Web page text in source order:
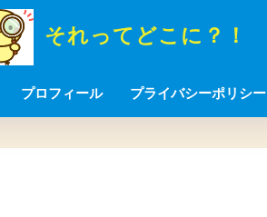
それってどこに？！
プロフィール プライバシーポリシー